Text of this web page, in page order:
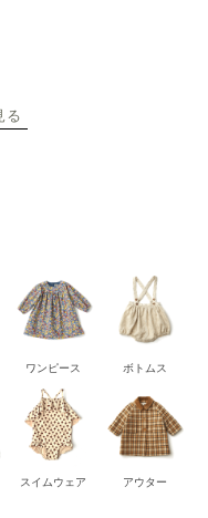
る
ワンピース ボトムス
スイムウェア アウター